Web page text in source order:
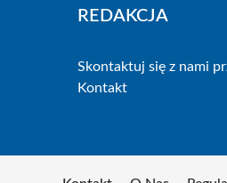
REDAKCJA
Skontaktuj się z nami
Kontakt